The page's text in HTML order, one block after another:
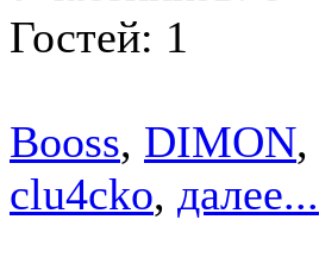
Гостей: 1
Booss, DIMON,
clu4cko, далее...